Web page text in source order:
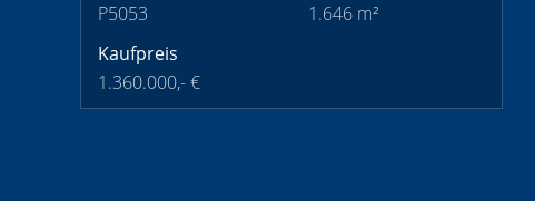
P5053
1.646 m²
Kaufpreis
1.360.000,- €